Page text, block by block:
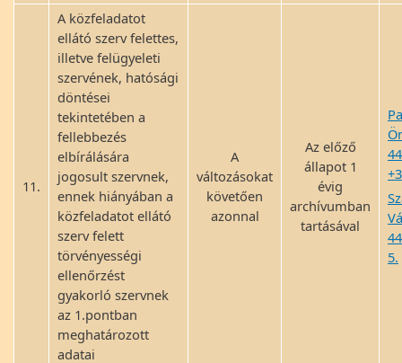
11.
A közfeladatot
ellátó szerv felettes,
illetve felügyeleti
szervének, hatósági
döntései
tekintetében a
fellebbezés
elbírálására
jogosult szervnek,
ennek hiányában a
közfeladatot ellátó
szerv felett
törvényességi
ellenőrzést
gyakorló szervnek
az 1.pontban
meghatározott
adatai
A
változásokat
követően
azonnal
Az előző
állapot 1
évig
archívumban
tartásával
5.